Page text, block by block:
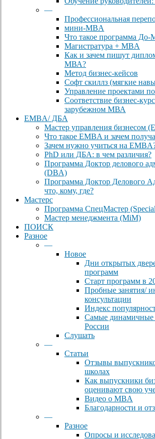
—
Профессиональная
мини-MBA
Что такое программа До-
Магистратура + MBA
Как и зачем пишут
МВА?
Метод бизнес-кейсов
Софт скиллз (мягкие
Управление проектами
Соответствие бизнес-
зарубежном МВА
EMBA/ ДБA
Мастер управления бизнесом
Что такое EMBA и зачем
Зачем нужно учиться на
PhD или ДБА: в чем различия?
Программа Доктор делового
(DBА)
Программа Доктор Делового
что, кому, где?
Мастерс
Программа СпецМастер
Мастер менеджмента (MiM)
ПОИСК
Разное
—
Новое
Дни открытых
программ
Старт программ в
Пробные занятия/
консультации
Индекс
Самые динамичные
России
Слушать
—
Статьи
Отзывы
школах
Как выпускники
оценивают свою
Видео о MBA
Благодарности и
—
Разное
Опросы и